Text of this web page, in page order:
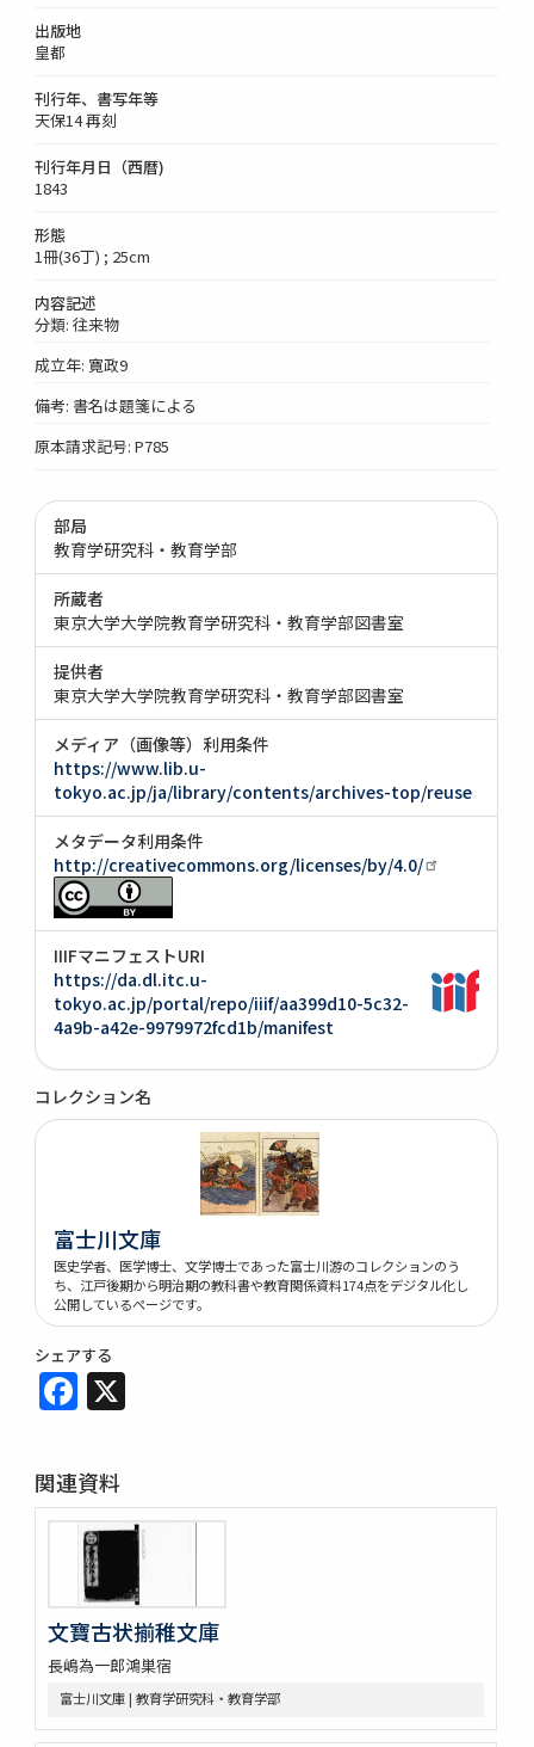
出版地
皇都
刊行年、書写年等
天保14 再刻
刊行年月日（西暦)
1843
形態
1冊(36丁) ; 25cm
内容記述
分類: 往来物
成立年: 寛政9
備考: 書名は題箋による
原本請求記号: P785
部局
教育学研究科・教育学部
所蔵者
東京大学大学院教育学研究科・教育学部図書室
提供者
東京大学大学院教育学研究科・教育学部図書室
メディア（画像等）利用条件
https://www.lib.u-
tokyo.ac.jp/ja/library/contents/archives-top/reuse
メタデータ利用条件
http://creativecommons.org/licenses/by/4.0/
IIIFマニフェストURI
https://da.dl.itc.u-
tokyo.ac.jp/portal/repo/iiif/aa399d10-5c32-
4a9b-a42e-9979972fcd1b/manifest
コレクション名
富士川文庫
医史学者、医学博士、文学博士であった富士川游のコレクションのう
ち、江戸後期から明治期の教科書や教育関係資料174点をデジタル化し
公開しているページです。
シェアする
Facebook
関連資料
文寶古状揃稚文庫
長嶋為一郎鴻巣宿
富士川文庫 | 教育学研究科・教育学部